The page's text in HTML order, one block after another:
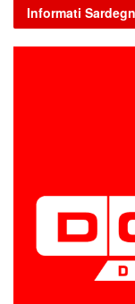
Informati